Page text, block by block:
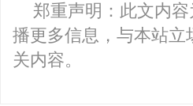
郑重声明：此文内
播更多信息，与本站
关内容。